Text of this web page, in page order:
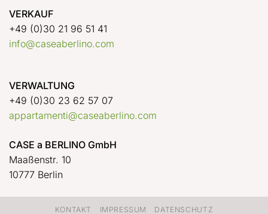
VERKAUF
+49 (0)30 21 96 51 41
info@caseaberlino.com
VERWALTUNG
+49 (0)30 23 62 57 07
appartamenti@caseaberlino.com
CASE a BERLINO GmbH
Maaßenstr. 10
10777 Berlin
KONTAKT IMPRESSUM DATENSCHUTZ